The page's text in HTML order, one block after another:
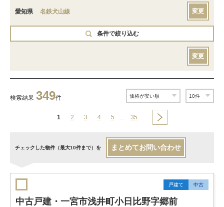
愛知県 名鉄犬山線 変更
条件で絞り込む
変更
検索結果 349件
1 2 3 4 5 … 35
チェックした物件（最大10件まで）を まとめてお問い合わせ
戸建て 中古
中古戸建・一宮市浅井町小日比野字郷前